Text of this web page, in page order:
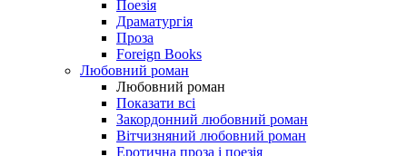
Поезія
Драматургія
Проза
Foreign Books
Любовний роман
Любовний роман
Показати всі
Закордонний любовний роман
Вітчизняний любовний роман
Еротична проза і поезія